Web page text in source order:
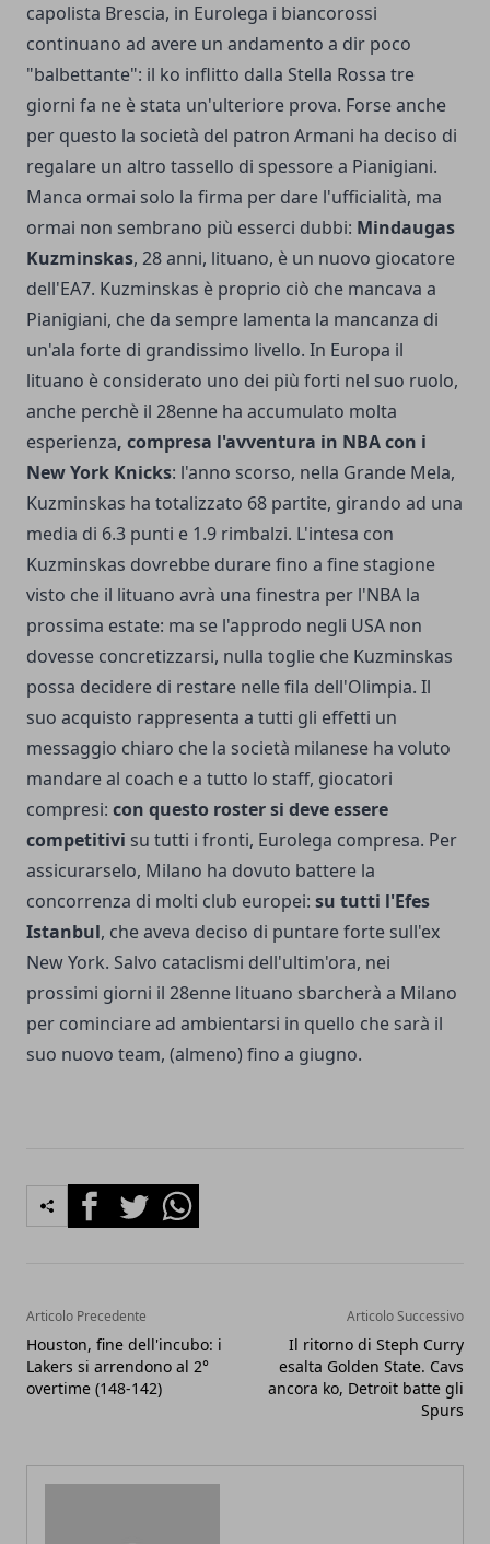
capolista Brescia, in Eurolega i biancorossi
continuano ad avere un andamento a dir poco
"balbettante": il ko inflitto dalla Stella Rossa tre
giorni fa ne è stata un'ulteriore prova. Forse anche
per questo la società del patron Armani ha deciso di
regalare un altro tassello di spessore a Pianigiani.
Manca ormai solo la firma per dare l'ufficialità, ma
ormai non sembrano più esserci dubbi: Mindaugas
Kuzminskas, 28 anni, lituano, è un nuovo giocatore
dell'EA7. Kuzminskas è proprio ciò che mancava a
Pianigiani, che da sempre lamenta la mancanza di
un'ala forte di grandissimo livello. In Europa il
lituano è considerato uno dei più forti nel suo ruolo,
anche perchè il 28enne ha accumulato molta
esperienza, compresa l'avventura in NBA con i
New York Knicks: l'anno scorso, nella Grande Mela,
Kuzminskas ha totalizzato 68 partite, girando ad una
media di 6.3 punti e 1.9 rimbalzi. L'intesa con
Kuzminskas dovrebbe durare fino a fine stagione
visto che il lituano avrà una finestra per l'NBA la
prossima estate: ma se l'approdo negli USA non
dovesse concretizzarsi, nulla toglie che Kuzminskas
possa decidere di restare nelle fila dell'Olimpia. Il
suo acquisto rappresenta a tutti gli effetti un
messaggio chiaro che la società milanese ha voluto
mandare al coach e a tutto lo staff, giocatori
compresi: con questo roster si deve essere
competitivi su tutti i fronti, Eurolega compresa. Per
assicurarselo, Milano ha dovuto battere la
concorrenza di molti club europei: su tutti l'Efes
Istanbul, che aveva deciso di puntare forte sull'ex
New York. Salvo cataclismi dell'ultim'ora, nei
prossimi giorni il 28enne lituano sbarcherà a Milano
per cominciare ad ambientarsi in quello che sarà il
suo nuovo team, (almeno) fino a giugno.
FacebookTwitterWhatsapp
Articolo Precedente
Houston, fine dell'incubo: i
Lakers si arrendono al 2°
overtime (148-142)
Articolo Successivo
Il ritorno di Steph Curry
esalta Golden State. Cavs
ancora ko, Detroit batte gli
Spurs